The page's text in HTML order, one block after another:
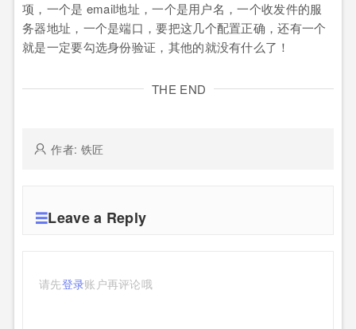
项，一个是 email地址，一个是用户名，一个收发件的服
务器地址，一个是端口，要把这几个配置正确，还有一个
就是一定要勾选身份验证，其他的就没有什么了！
THE END
作者: 铁匠
Leave a Reply
请先登录账户再评论哦